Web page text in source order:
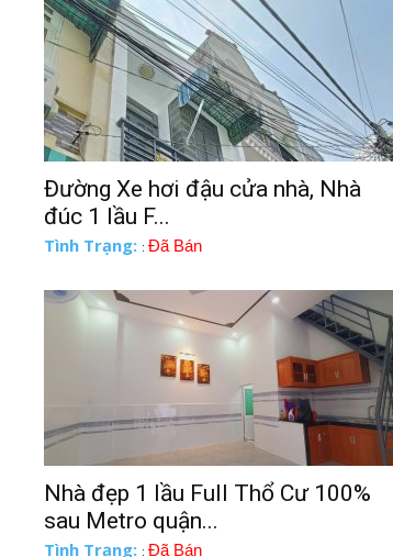
Đường Xe hơi đậu cửa nhà, Nhà
đúc 1 lầu F...
Tình Trạng: : Đã Bán
Nhà đẹp 1 lầu Full Thổ Cư 100%
sau Metro quận...
Tình Trạng: : Đã Bán